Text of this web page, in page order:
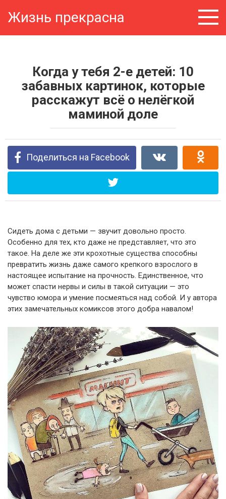
Жизнь прекрасна
Когда у тебя 2-е детей: 10
забавных картинок, которые
расскажут всё о нелёгкой
маминой доле
Поделиться на Facebook
Сидеть дома с детьми — звучит довольно просто.
Особенно для тех, кто даже не представляет, что это
такое. На деле же эти крохотные существа способны
превратить жизнь даже самого крепкого взрослого в
настоящее испытание на прочность. Единственное, что
может спасти нервы и силы в такой ситуации — это
чувство юмора и умение посмеяться над собой. И у автора
этих замечательных комиксов этого добра навалом!